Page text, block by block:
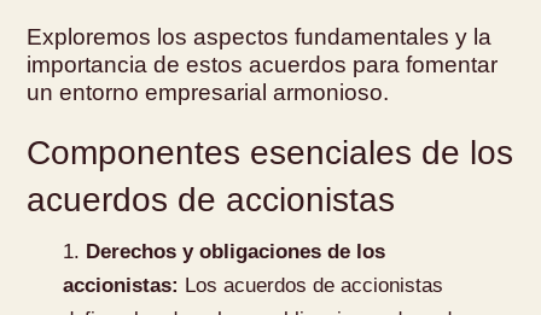
Exploremos los aspectos fundamentales y la
importancia de estos acuerdos para fomentar
un entorno empresarial armonioso.
Componentes esenciales de los
acuerdos de accionistas
Derechos y obligaciones de los
accionistas: Los acuerdos de accionistas